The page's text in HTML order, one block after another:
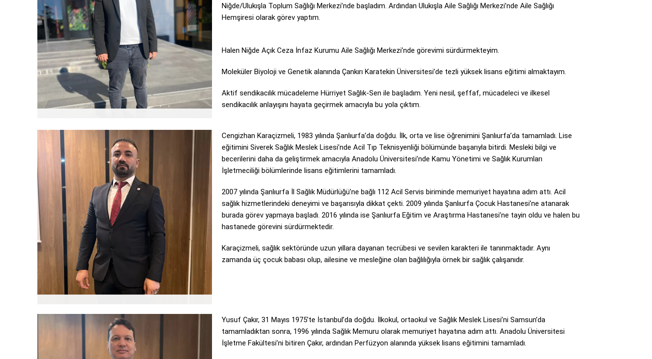
Ergin GÜN
Genel Başkan Yardımcısı
(İdari İşler)
Niğde/Ulukışla Toplum Sağlığı Merkezi’nde başladım. Ardından Ulukışla Aile Sağlığı Merkezi’nde Aile Sağlığı
Hemşiresi olarak görev yaptım.
Halen Niğde Açık Ceza İnfaz Kurumu Aile Sağlığı Merkezi’nde görevimi sürdürmekteyim.
Moleküler Biyoloji ve Genetik alanında Çankırı Karatekin Üniversitesi’de tezli yüksek lisans eğitimi almaktayım.
Aktif sendikacılık mücadeleme Hürriyet Sağlık-Sen ile başladım. Yeni nesil, şeffaf, mücadeleci ve ilkesel
sendikacılık anlayışını hayata geçirmek amacıyla bu yola çıktım.
Cengizhan KARAÇİZMELİ
Genel Başkan Yardımcısı
Cengizhan Karaçizmeli, 1983 yılında Şanlıurfa’da doğdu. İlk, orta ve lise öğrenimini Şanlıurfa’da tamamladı. Lise
eğitimini Siverek Sağlık Meslek Lisesi’nde Acil Tıp Teknisyenliği bölümünde başarıyla bitirdi. Mesleki bilgi ve
becerilerini daha da geliştirmek amacıyla Anadolu Üniversitesi’nde Kamu Yönetimi ve Sağlık Kurumları
İşletmeciliği bölümlerinde lisans eğitimlerini tamamladı.
2007 yılında Şanlıurfa İl Sağlık Müdürlüğü’ne bağlı 112 Acil Servis biriminde memuriyet hayatına adım attı. Acil
sağlık hizmetlerindeki deneyimi ve başarısıyla dikkat çekti. 2009 yılında Şanlıurfa Çocuk Hastanesi’ne atanarak
burada görev yapmaya başladı. 2016 yılında ise Şanlıurfa Eğitim ve Araştırma Hastanesi’ne tayin oldu ve halen bu
hastanede görevini sürdürmektedir.
Karaçizmeli, sağlık sektöründe uzun yıllara dayanan tecrübesi ve sevilen karakteri ile tanınmaktadır. Aynı
zamanda üç çocuk babası olup, ailesine ve mesleğine olan bağlılığıyla örnek bir sağlık çalışanıdır.
Yusuf Çakır, 31 Mayıs 1975’te İstanbul’da doğdu. İlkokul, ortaokul ve Sağlık Meslek Lisesi’ni Samsun’da
tamamladıktan sonra, 1996 yılında Sağlık Memuru olarak memuriyet hayatına adım attı. Anadolu Üniversitesi
İşletme Fakültesi’ni bitiren Çakır, ardından Perfüzyon alanında yüksek lisans eğitimini tamamladı.